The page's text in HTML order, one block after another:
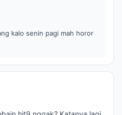
kalo senin pagi mah horor